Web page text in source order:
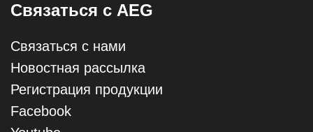
Связаться с AEG
Связаться с нами
Новостная рассылка
Регистрация продукции
Facebook